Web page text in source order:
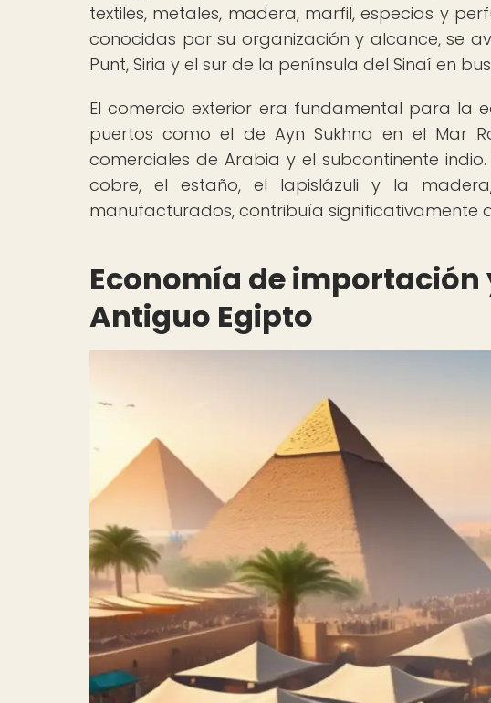
textiles, metales, madera, marfil, especias y
conocidas por su organización y alcance, se
Punt, Siria y el sur de la península del Sinaí en
El comercio exterior era fundamental para la
puertos como el de Ayn Sukhna en el Mar
comerciales de Arabia y el subcontinente
cobre, el estaño, el lapislázuli y la
manufacturados, contribuía significativamente
Economía de importación
Antiguo Egipto